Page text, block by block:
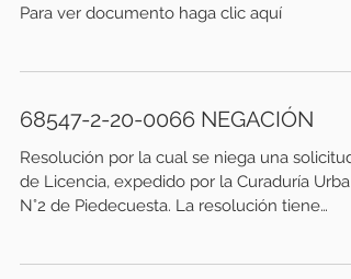
Para ver documento haga clic aquí
68547-2-20-0066 NEGACIÓN
Resolución por la cual se niega una solicitud
de Licencia, expedido por la Curaduría
N°2 de Piedecuesta. La resolución tiene